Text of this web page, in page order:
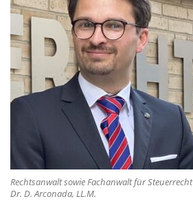
Rechtsanwalt sowie Fachanwalt für Steuerrecht
Dr. D. Arconada, LL.M.